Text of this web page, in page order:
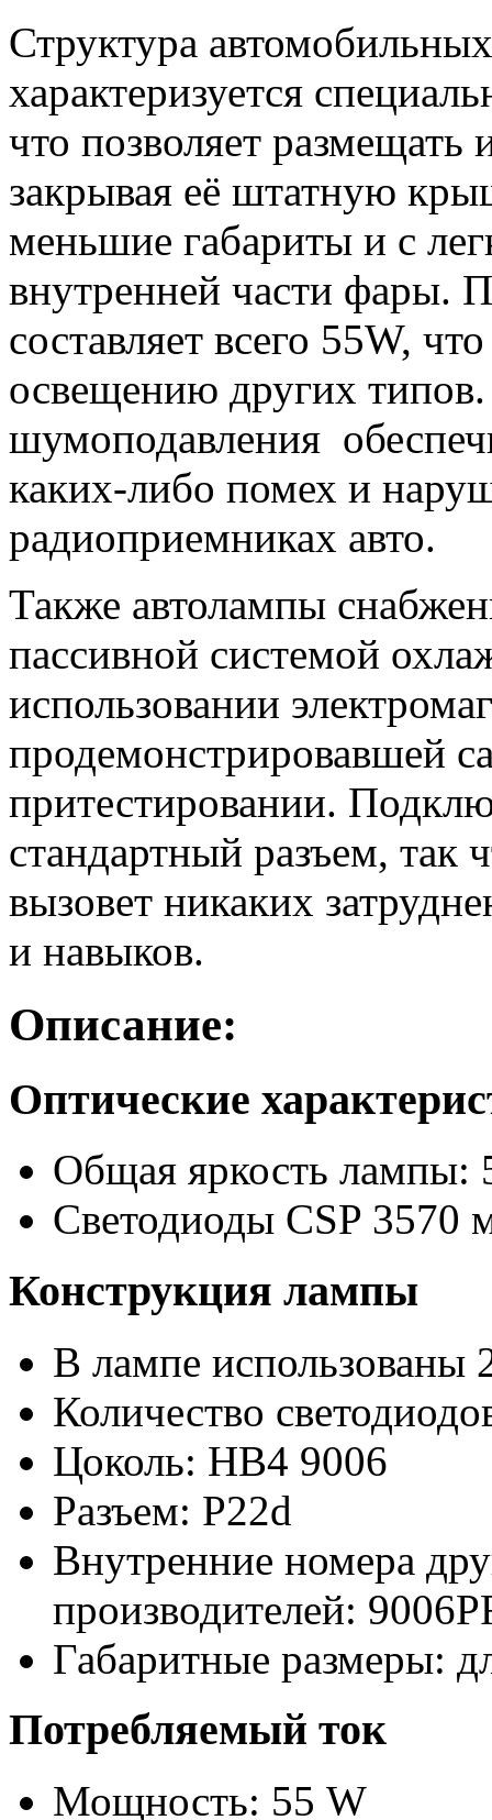
Структура
характеризуется
что позволяет
закрывая её штатную
меньшие габариты и с
внутренней части фары.
составляет всего 55W,
освещению других
шумоподавления
каких-либо помех и
радиоприемниках авто.
Также автолампы
пассивной системой
использовании
продемонстрировавшей
притестировании.
стандартный разъем, так
вызовет никаких
и навыков.
Описание:
Оптические
Общая яркость лампы:
Светодиоды CSP 3570
Конструкция лампы
В лампе использованы
Количество
Цоколь: HB4 9006
Разъем: P22d
Внутренние номера
производителей:
Габаритные размеры:
Потребляемый ток
Мощность: 55 W